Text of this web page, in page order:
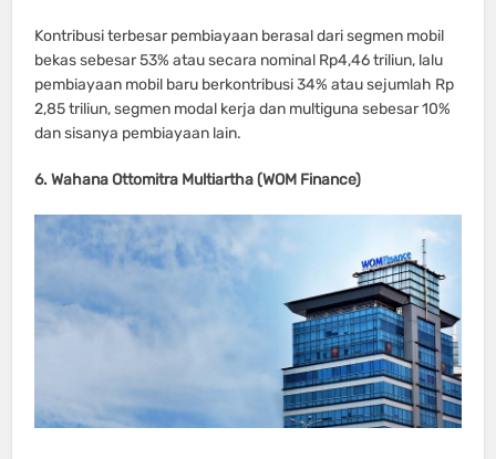
Kontribusi terbesar pembiayaan berasal dari segmen mobil
bekas sebesar 53% atau secara nominal Rp4,46 triliun, lalu
pembiayaan mobil baru berkontribusi 34% atau sejumlah Rp
2,85 triliun, segmen modal kerja dan multiguna sebesar 10%
dan sisanya pembiayaan lain.
6. Wahana Ottomitra Multiartha (WOM Finance)